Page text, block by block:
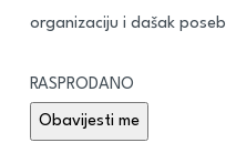
organizaciju i dašak
RASPRODANO